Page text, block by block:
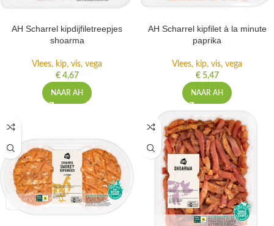
AH Scharrel kipdijfiletreepjes
Vlees, kip, vis, vega
€ 4,67
NAAR AH
AH Scharrel kipfilet à la minute
Vlees, kip, vis, vega
€ 5,47
NAAR AH